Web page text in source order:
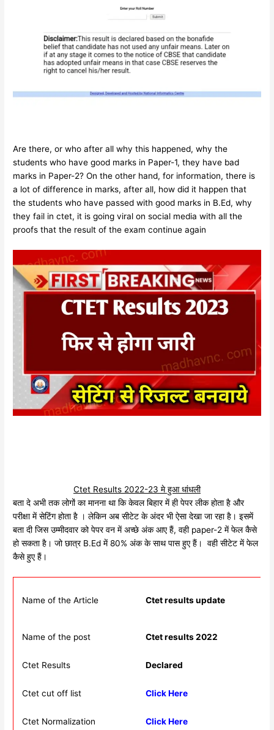
Are there, or who after all why this happened, why the
students who have good marks in Paper-1, they have bad
marks in Paper-2? On the other hand, for information, there is
a lot of difference in marks, after all, how did it happen that
the students who have passed with good marks in B.Ed, why
they fail in ctet, it is going viral on social media with all the
proofs that the result of the exam continue again
Ctet Results 2022-23 मे हुआ धांधली
बता दे अभी तक लोगों का मानना था कि केवल बिहार में ही पेपर लीक होता है और
परीक्षा में सेटिंग होता है । लेकिन अब सीटेट के अंदर भी ऐसा देखा जा रहा है। इसमें
बता दी जिस उम्मीदवार को पेपर वन में अच्छे अंक आए हैं, वही paper-2 में फेल कैसे
हो सकता है। जो छात्र B.Ed में 80% अंक के साथ पास हुए हैं। वही सीटेट में फेल
कैसे हुए हैं।
Name of the Article Ctet results update
Name of the post Ctet results 2022
Ctet Results Declared
Ctet cut off list Click Here
Ctet Normalization Click Here